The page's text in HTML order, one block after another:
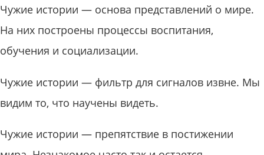
Чужие истории — основа представлений о мире.
На них построены процессы воспитания,
обучения и социализации.
Чужие истории — фильтр для сигналов извне. Мы
видим то, что научены видеть.
Чужие истории — препятствие в постижении